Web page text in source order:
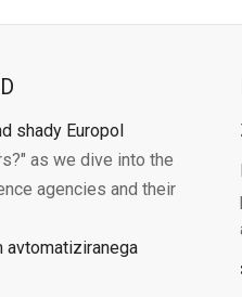
shady Europol
as we dive into the
agencies and their
avtomatiziranega